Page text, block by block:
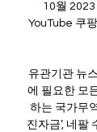
10월
YouTube 쿠
유관기관 뉴
에 필요한 모
하는 국가무
진자금’, 네팔